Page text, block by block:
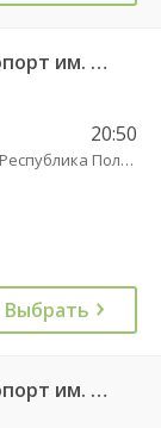
700 Калининград АВ — Гданьск аэропорт им. Леха Валенсы
20:50
Эльблонг ОП, Республика Польша, г. пл. Дворцовы, д. 4
Выбрать
700 Калининград АВ — Гданьск аэропорт им. Леха Валенсы